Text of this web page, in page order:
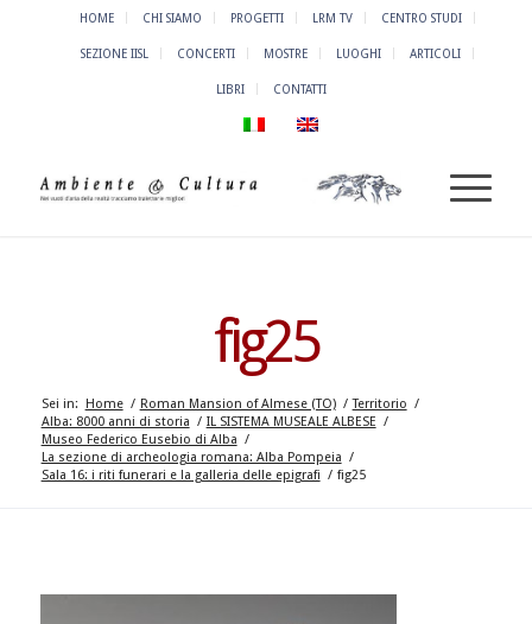
HOME CHI SIAMO PROGETTI LRM TV CENTRO STUDI
SEZIONE IISL CONCERTI MOSTRE LUOGHI ARTICOLI
LIBRI CONTATTI
fig25
Sei in: Home / Roman Mansion of Almese (TO) / Territorio /
Alba: 8000 anni di storia / IL SISTEMA MUSEALE ALBESE /
Museo Federico Eusebio di Alba /
La sezione di archeologia romana: Alba Pompeia /
Sala 16: i riti funerari e la galleria delle epigrafi / fig25